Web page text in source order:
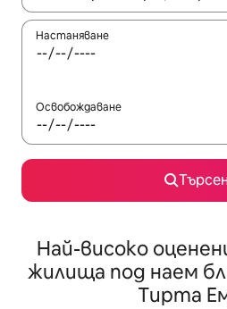
Настаняване
Освобождаване
Най-високо
жилища под наем
Тирта